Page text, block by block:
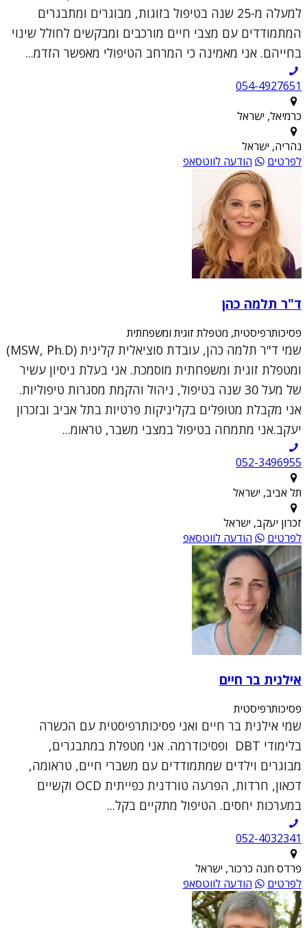
למעלה מ-25 שנה בטיפול בזוגות, מבוגרים ומתבגרים
המתמודדים עם מצבי חיים מורכבים ומבקשים לחולל שינוי
בחייהם. אני מאמינה כי המרחב הטיפולי מאפשר הזדמ...
054-4927651
כרמיאל, ישראל
נהריה, ישראל
לפרטים
הודעה לווטסאפ
ד"ר תלמה כהן
פסיכותרפיסטית, מטפלת זוגית ומשפחתית
שמי ד"ר תלמה כהן, עובדת סוציאלית קלינית (MSW, Ph.D)
ומטפלת זוגית ומשפחתית מוסמכת. אני בעלת ניסיון עשיר
של מעל 30 שנה בטיפול, ניהול והקמת מסגרות טיפוליות.
אני מקבלת מטופלים בקליניקות פרטיות בתל אביב ובזכרון
יעקב.אני מתמחה בטיפול במצבי משבר, טראומ...
052-3496955
תל אביב, ישראל
זכרון יעקב, ישראל
לפרטים
הודעה לווטסאפ
אילנית בר חיים
פסיכותרפיסטית
שמי אילנית בר חיים ואני פסיכותרפיסטית עם הכשרה
בלימודי DBT ופסיכודרמה. אני מטפלת במתבגרים,
מבוגרים וילדים שמתמודדים עם משברי חיים, טראומה,
דכאון, חרדות, הפרעה טורדנית כפייתית OCD וקשיים
במערכות יחסים. הטיפול מתקיים בקל...
052-4032341
פרדס חנה כרכור, ישראל
לפרטים
הודעה לווטסאפ